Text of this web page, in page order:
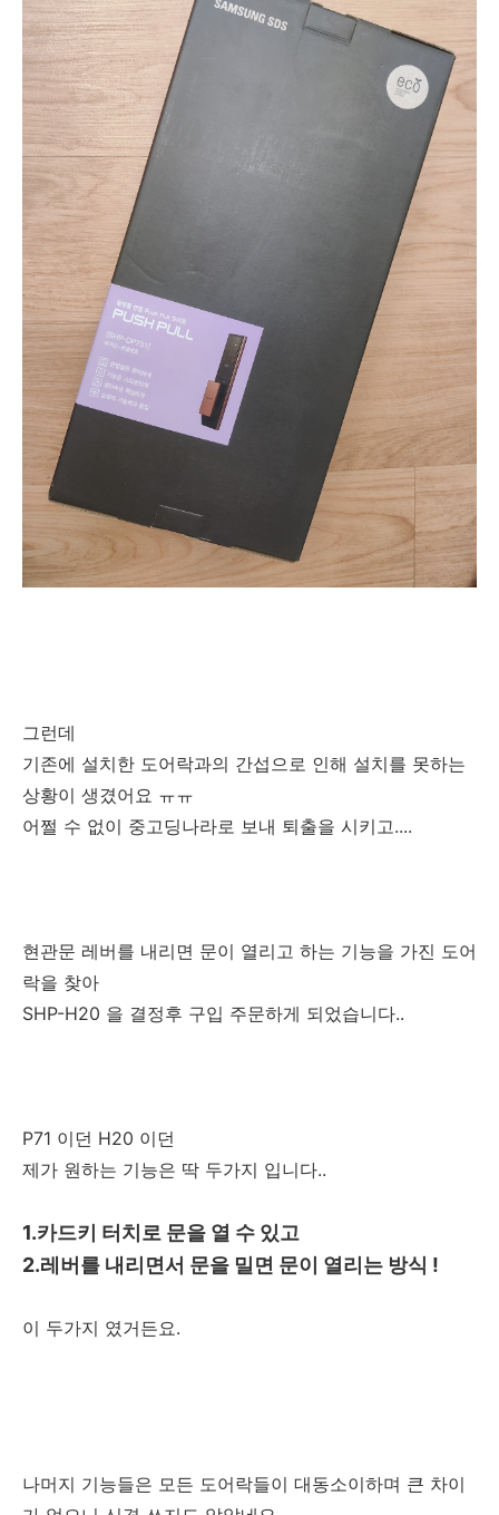
그런데
기존에 설치한 도어락과의 간섭으로 인해 설치를 못하는
상황이 생겼어요 ㅠㅠ
어쩔 수 없이 중고딩나라로 보내 퇴출을 시키고....
현관문 레버를 내리면 문이 열리고 하는 기능을 가진 도어
락을 찾아
SHP-H20 을 결정후 구입 주문하게 되었습니다..
P71 이던 H20 이던
제가 원하는 기능은 딱 두가지 입니다..
1.카드키 터치로 문을 열 수 있고
2.레버를 내리면서 문을 밀면 문이 열리는 방식 !
이 두가지 였거든요.
나머지 기능들은 모든 도어락들이 대동소이하며 큰 차이